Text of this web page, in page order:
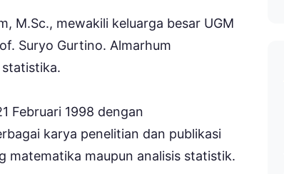
M.Sc., mewakili keluarga besar UGM
Suryo Gurtino. Almarhum
Februari 1998 dengan
karya penelitian dan publikasi
matematika maupun analisis statistik.